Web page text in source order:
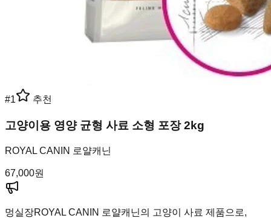
#1 추천
고양이용 영양 균형 사료 소형 포장 2kg
ROYAL CANIN 로얄캐닌
67,000원
멍실장ROYAL CANIN 로얄캐닌의 고양이 사료 제품으로,